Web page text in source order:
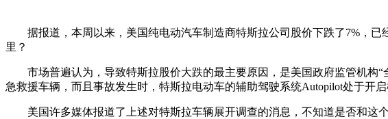
据报道，本周以来，美国纯电动汽车制造商特斯拉公司股价下跌了7%，
里？
市场普遍认为，导致特斯拉股价大跌的最主要原因，是美国政府监管机构
急救援车辆，而且事故发生时，特斯拉电动车的辅助驾驶系统Autopilot处于开启
美国许多媒体报道了上述对特斯拉车辆展开调查的消息，不知道是否和这